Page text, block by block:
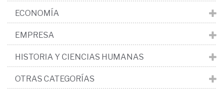
ECONOMÍA
EMPRESA
HISTORIA Y CIENCIAS HUMANAS
OTRAS CATEGORÍAS